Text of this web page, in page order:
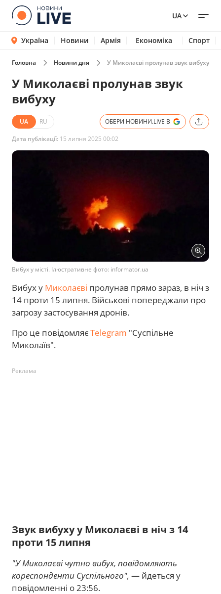
UA
Україна Новини Армія Економіка Спорт
Головна Новини дня У Миколаєві пролунав звук вибуху
У Миколаєві пролунав звук
вибуху
UA RU ОБЕРИ НОВИНИ.LIVE В
Дата публікації: 15 липня 2025 00:02
Вибух у місті. Ілюстративне фото: informator.ua
Вибух у Миколаєві пролунав прямо зараз, в ніч з
14 проти 15 липня. Військові попереджали про
загрозу застосування дронів.
Про це повідомляєTelegram "Суспільне
Миколаїв".
Реклама
Звук вибуху у Миколаєві в ніч з 14
проти 15 липня
"У Миколаєві чутно вибух, повідомляють
кореспонденти Суспільного", — йдеться у
повідомленні о 23:56.